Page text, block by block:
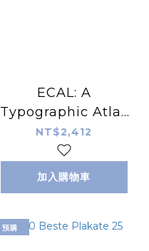
ECAL: A
Typographic Atlas
- more than 300
typefaces and
their various styles
NT$2,412
加入購物車
預購